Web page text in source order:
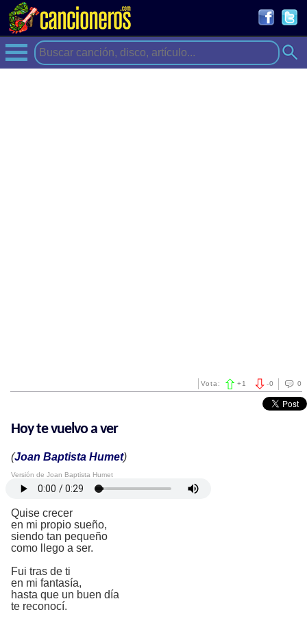
0
-0
Vota: +1
Hoy te vuelvo a ver
(Joan Baptista Humet)
Versión de Joan Baptista Humet
Quise crecer
en mi propio sueño,
siendo tan pequeño
como llego a ser.
Fui tras de ti
en mi fantasía,
hasta que un buen día
te reconocí.